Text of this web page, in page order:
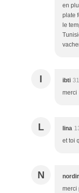
en
plate
le
I ibti
merci
L lina
et toi
N
merci